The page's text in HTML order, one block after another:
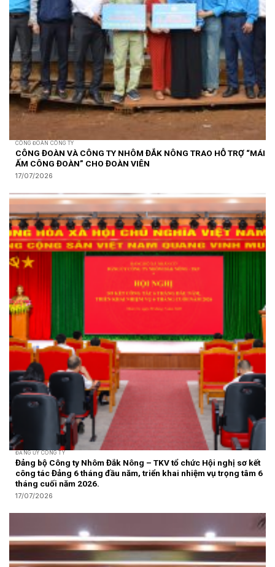
CÔNG ĐOÀN CÔNG TY
CÔNG ĐOÀN VÀ CÔNG TY NHÔM ĐẮK NÔNG TRAO HỖ TRỢ “MÁI
ẤM CÔNG ĐOÀN” CHO ĐOÀN VIÊN
17/07/2026
ĐẢNG ỦY CÔNG TY
Đảng bộ Công ty Nhôm Đắk Nông – TKV tổ chức Hội nghị sơ kết
công tác Đảng 6 tháng đầu năm, triển khai nhiệm vụ trọng tâm 6
tháng cuối năm 2026.
17/07/2026